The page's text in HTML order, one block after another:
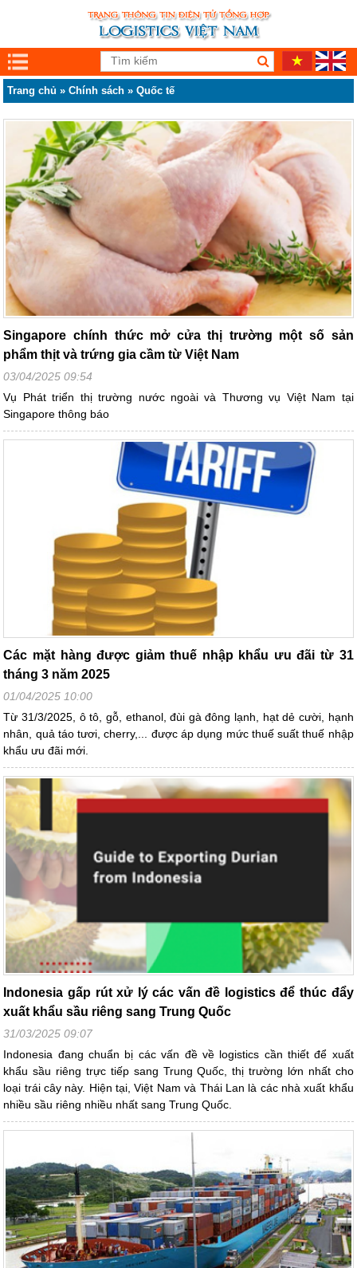
Trang chủ »Chính sách »Quốc tế
Singapore chính thức mở cửa thị trường một số sản
phẩm thịt và trứng gia cầm từ Việt Nam
03/04/2025 09:54
Vụ Phát triển thị trường nước ngoài và Thương vụ Việt Nam tại
Singapore thông báo
Các mặt hàng được giảm thuế nhập khẩu ưu đãi từ 31
tháng 3 năm 2025
01/04/2025 10:00
Từ 31/3/2025, ô tô, gỗ, ethanol, đùi gà đông lạnh, hạt dẻ cười, hạnh
nhân, quả táo tươi, cherry,... được áp dụng mức thuế suất thuế nhập
khẩu ưu đãi mới.
Indonesia gấp rút xử lý các vấn đề logistics để thúc đẩy
xuất khẩu sầu riêng sang Trung Quốc
31/03/2025 09:07
Indonesia đang chuẩn bị các vấn đề về logistics cần thiết để xuất
khẩu sầu riêng trực tiếp sang Trung Quốc, thị trường lớn nhất cho
loại trái cây này. Hiện tại, Việt Nam và Thái Lan là các nhà xuất khẩu
nhiều sầu riêng nhiều nhất sang Trung Quốc.